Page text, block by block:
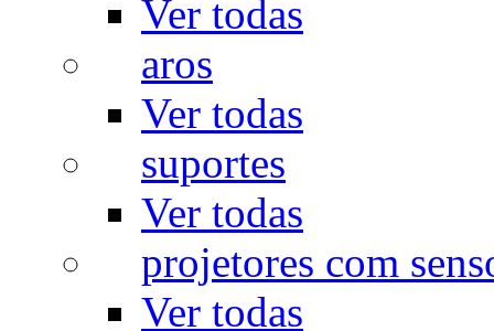
Ver todas
aros
Ver todas
suportes
Ver todas
projetores com
Ver todas